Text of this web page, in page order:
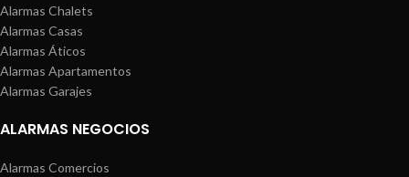
Alarmas Chalets
Alarmas Casas
Alarmas Áticos
Alarmas Apartamentos
Alarmas Garajes
ALARMAS NEGOCIOS
Alarmas Comercios